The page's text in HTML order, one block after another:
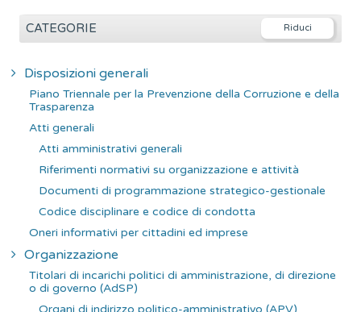
r
CATEGORIE
Disposizioni generali
Piano Triennale per la Prevenzione della Corruzione e della
Trasparenza
Atti generali
Atti amministrativi generali
Riferimenti normativi su organizzazione e attività
Documenti di programmazione strategico-gestionale
Codice disciplinare e codice di condotta
Oneri informativi per cittadini ed imprese
Organizzazione
Titolari di incarichi politici di amministrazione, di direzione
o di governo (AdSP)
Organi di indirizzo politico-amministrativo (APV)